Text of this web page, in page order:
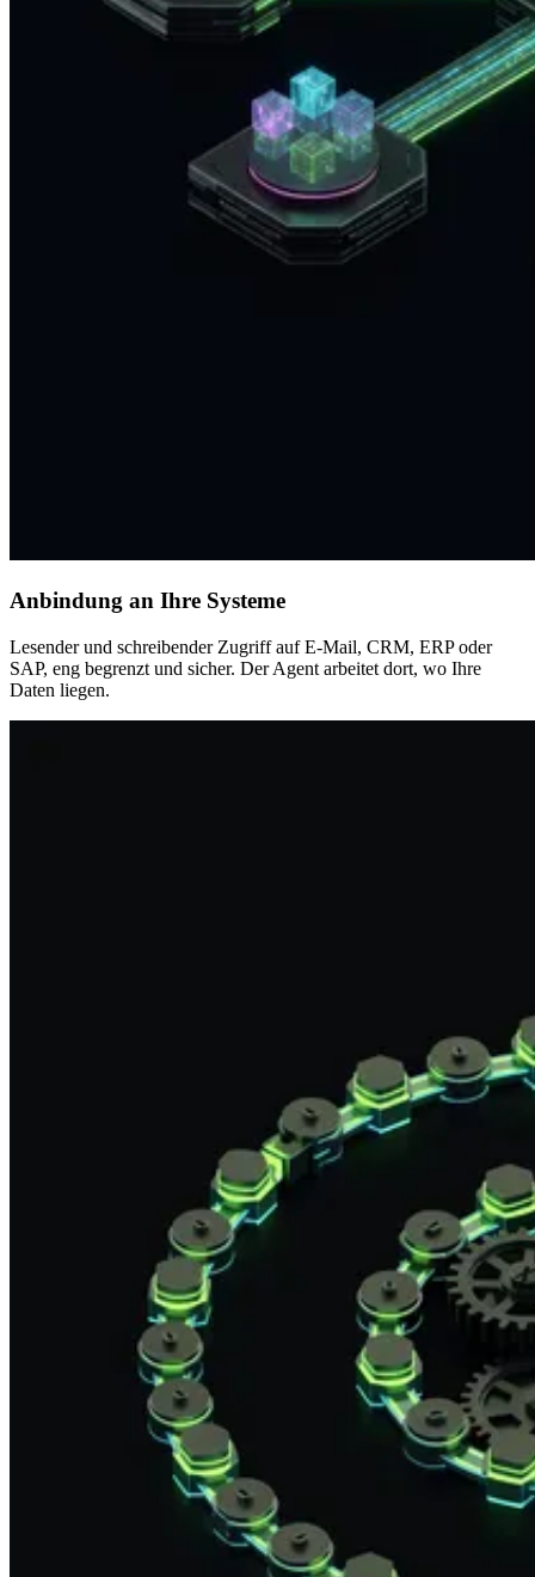
Anbindung an Ihre Systeme
Lesender und schreibender Zugriff auf E-Mail, CRM, ERP oder
SAP, eng begrenzt und sicher. Der Agent arbeitet dort, wo Ihre
Daten liegen.